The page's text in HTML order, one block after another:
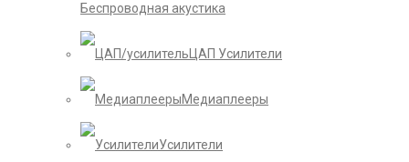
Беспроводная акустика
ЦАП Усилители
Медиаплееры
Усилители